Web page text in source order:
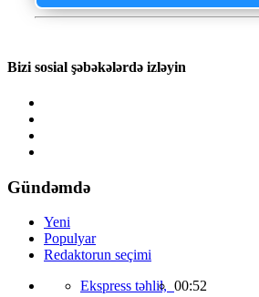
Bizi sosial şəbəkələrdə izləyin
Gündəmdə
Yeni
Populyar
Redaktorun seçimi
Ekspress təhlil, 00:52